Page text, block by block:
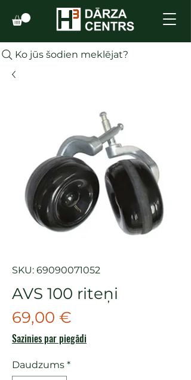
Ko jūs šodien meklējat?
SKU: 69090071052
AVS 100 riteņi
69,00 €
Sazinies par piegādi
Daudzums *